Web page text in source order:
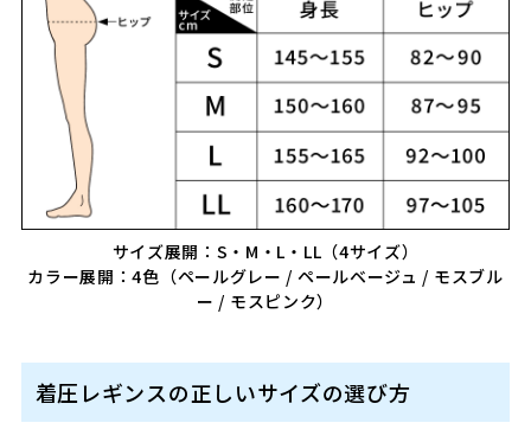
サイズ展開：S・M・L・LL（4サイズ）
カラー展開：4色（ペールグレー / ペールベージュ / モスブル
ー / モスピンク）
着圧レギンスの正しいサイズの選び方